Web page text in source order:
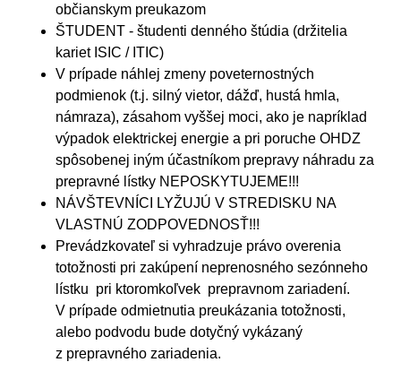
občianskym preukazom
ŠTUDENT - študenti denného štúdia (držitelia
kariet ISIC / ITIC)
V prípade náhlej zmeny poveternostných
podmienok (t.j. silný vietor, dážď, hustá hmla,
námraza), zásahom vyššej moci, ako je napríklad
výpadok elektrickej energie a pri poruche OHDZ
spôsobenej iným účastníkom prepravy náhradu za
prepravné lístky NEPOSKYTUJEME!!!
NÁVŠTEVNÍCI LYŽUJÚ V STREDISKU NA
VLASTNÚ ZODPOVEDNOSŤ!!!
Prevádzkovateľ si vyhradzuje právo overenia
totožnosti pri zakúpení neprenosného sezónneho
lístku pri ktoromkoľvek prepravnom zariadení.
V prípade odmietnutia preukázania totožnosti,
alebo podvodu bude dotyčný vykázaný
z prepravného zariadenia.